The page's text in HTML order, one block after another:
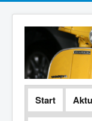
Start